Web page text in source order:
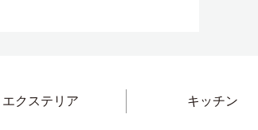
エクステリア キッチン